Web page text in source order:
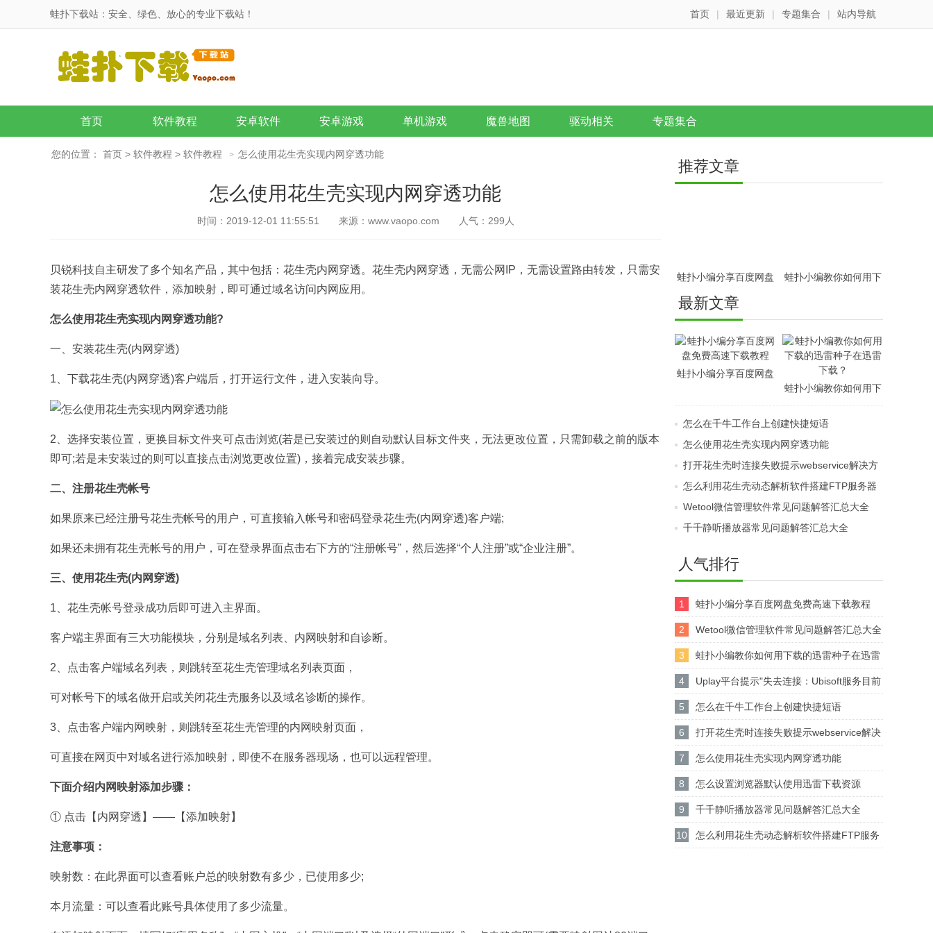
蛙扑下载站：安全、绿色、放心的专业下载站！ 首页 | 最近更新 | 专题集合 | 站内导航
首页 软件教程 安卓软件 安卓游戏 单机游戏 魔兽地图 驱动相关 专题集合
您的位置： 首页 > 软件教程 > 软件教程 > 怎么使用花生壳实现内网穿透功能
怎么使用花生壳实现内网穿透功能
时间：2019-12-01 11:55:51 来源：www.vaopo.com 人气： 299 人
贝锐科技自主研发了多个知名产品，其中包括：花生壳内网穿透。花生壳内网穿透，无需公网IP，无需设置路由转发，只需安
装花生壳内网穿透软件，添加映射，即可通过域名访问内网应用。
怎么使用花生壳实现内网穿透功能?
一、安装花生壳(内网穿透)
1、下载花生壳(内网穿透)客户端后，打开运行文件，进入安装向导。
2、选择安装位置，更换目标文件夹可点击浏览(若是已安装过的则自动默认目标文件夹，无法更改位置，只需卸载之前的版本
即可;若是未安装过的则可以直接点击浏览更改位置)，接着完成安装步骤。
二、注册花生壳帐号
如果原来已经注册号花生壳帐号的用户，可直接输入帐号和密码登录花生壳(内网穿透)客户端;
如果还未拥有花生壳帐号的用户，可在登录界面点击右下方的“注册帐号”，然后选择“个人注册”或“企业注册”。
三、使用花生壳(内网穿透)
1、花生壳帐号登录成功后即可进入主界面。
客户端主界面有三大功能模块，分别是域名列表、内网映射和自诊断。
2、点击客户端域名列表，则跳转至花生壳管理域名列表页面，
可对帐号下的域名做开启或关闭花生壳服务以及域名诊断的操作。
3、点击客户端内网映射，则跳转至花生壳管理的内网映射页面，
可直接在网页中对域名进行添加映射，即使不在服务器现场，也可以远程管理。
下面介绍内网映射添加步骤：
① 点击【内网穿透】——【添加映射】
注意事项：
映射数：在此界面可以查看账户总的映射数有多少，已使用多少;
本月流量：可以查看此账号具体使用了多少流量。
推荐文章
蛙扑小编分享百度网盘
免费高速下载教程
蛙扑小编教你如何用下
载？
最新文章
蛙扑小编分享百度网盘
蛙扑小编教你如何用下
载？
怎么在千牛工作台上创建快捷短语
怎么使用花生壳实现内网穿透功能
打开花生壳时连接失败提示webservice解决方
法介绍
怎么利用花生壳动态解析软件搭建FTP服务器
Wetool微信管理软件常见问题解答汇总大全
千千静听播放器常见问题解答汇总大全
人气排行
1 蛙扑小编分享百度网盘免费高速下载教程
2 Wetool微信管理软件常见问题解答汇总大全
3 蛙扑小编教你如何用下载的迅雷种子在迅雷
下载？
4 Uplay平台提示"失去连接：Ubisoft服务目前
不可用"解决方法介绍
5 怎么在千牛工作台上创建快捷短语
6 打开花生壳时连接失败提示webservice解决
方法介绍
7 怎么使用花生壳实现内网穿透功能
8 怎么设置浏览器默认使用迅雷下载资源
9 千千静听播放器常见问题解答汇总大全
10 怎么利用花生壳动态解析软件搭建FTP服务